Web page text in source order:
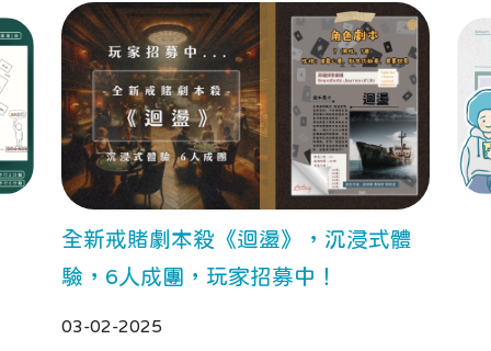
全新戒賭劇本殺《迴盪》，沉浸式體
驗，6人成團，玩家招募中！
03-02-2025